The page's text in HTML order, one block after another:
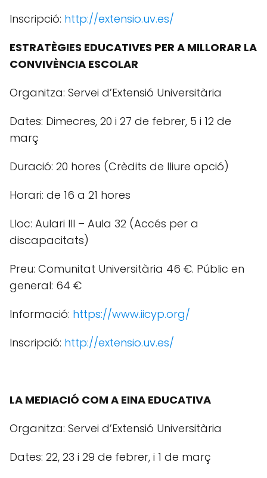
Inscripció: http://extensio.uv.es/
ESTRATÈGIES EDUCATIVES PER A MILLORAR LA
CONVIVÈNCIA ESCOLAR
Organitza: Servei d’Extensió Universitària
Dates: Dimecres, 20 i 27 de febrer, 5 i 12 de
març
Duració: 20 hores (Crèdits de lliure opció)
Horari: de 16 a 21 hores
Lloc: Aulari III – Aula 32 (Accés per a
discapacitats)
Preu: Comunitat Universitària 46 €. Públic en
general: 64 €
Informació: https://www.iicyp.org/
Inscripció: http://extensio.uv.es/
LA MEDIACIÓ COM A EINA EDUCATIVA
Organitza: Servei d’Extensió Universitària
Dates: 22, 23 i 29 de febrer, i 1 de març